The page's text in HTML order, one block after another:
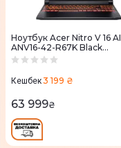
Ноутбук Acer Nitro V 16 AI
ANV16-42-R67K Black
(NH.U1JEU.009)
Кешбек3 199 ₴
63 999₴